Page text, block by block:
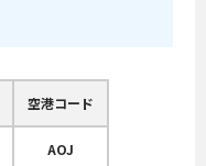
空港コード
AOJ